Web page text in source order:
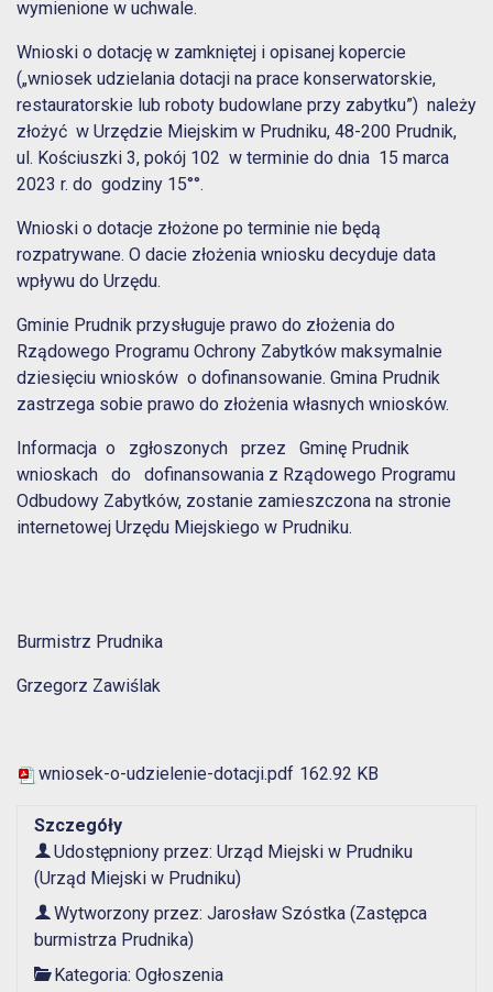
wymienione w uchwale.
Wnioski o dotację w zamkniętej i opisanej kopercie
(„wniosek udzielania dotacji na prace konserwatorskie,
restauratorskie lub roboty budowlane przy zabytku”) należy
złożyć w Urzędzie Miejskim w Prudniku, 48-200 Prudnik,
ul. Kościuszki 3, pokój 102 w terminie do dnia 15 marca
2023 r. do godziny 15°°.
Wnioski o dotacje złożone po terminie nie będą
rozpatrywane. O dacie złożenia wniosku decyduje data
wpływu do Urzędu.
Gminie Prudnik przysługuje prawo do złożenia do
Rządowego Programu Ochrony Zabytków maksymalnie
dziesięciu wniosków o dofinansowanie. Gmina Prudnik
zastrzega sobie prawo do złożenia własnych wniosków.
Informacja o zgłoszonych przez Gminę Prudnik
wnioskach do dofinansowania z Rządowego Programu
Odbudowy Zabytków, zostanie zamieszczona na stronie
internetowej Urzędu Miejskiego w Prudniku.
Burmistrz Prudnika
Grzegorz Zawiślak
wniosek-o-udzielenie-dotacji.pdf 162.92 KB
Szczegóły
Udostępniony przez: Urząd Miejski w Prudniku
(Urząd Miejski w Prudniku)
Wytworzony przez: Jarosław Szóstka (Zastępca
burmistrza Prudnika)
Kategoria: Ogłoszenia